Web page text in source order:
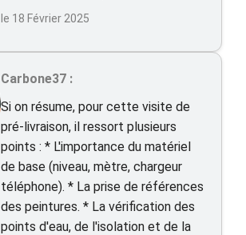
le 18 Février 2025
Carbone37 :
Si on résume, pour cette visite de
pré-livraison, il ressort plusieurs
points : * L'importance du matériel
de base (niveau, mètre, chargeur
téléphone). * La prise de références
des peintures. * La vérification des
points d'eau, de l'isolation et de la